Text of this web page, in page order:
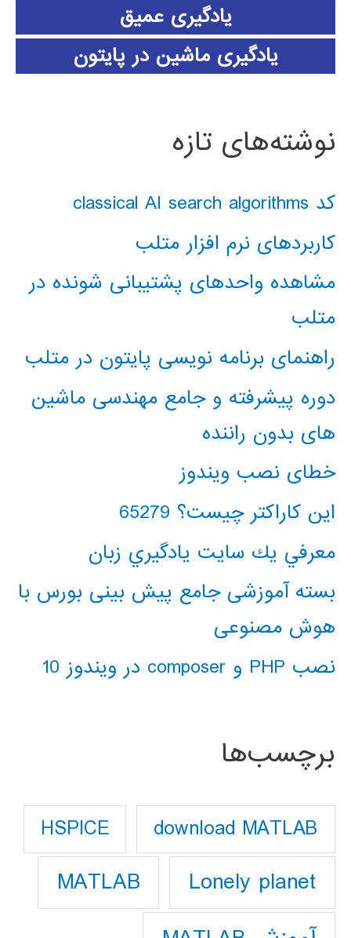
یادگیری عمیق
یادگیری ماشین در پایتون
نوشته‌های تازه
کد classical AI search algorithms
کاربردهای نرم افزار متلب
مشاهده واحدهای پشتیبانی شونده در
متلب
راهنمای برنامه نویسی پایتون در متلب
دوره پیشرفته و جامع مهندسی ماشین
های بدون راننده
خطای نصب ویندوز
این کاراکتر چیست؟ 65279
معرفي يك سايت يادگيري زبان
بسته آموزشی جامع پیش بینی بورس با
هوش مصنوعی
نصب PHP و composer در ویندوز 10
برچسب‌ها
download MATLAB
HSPICE
Lonely planet
MATLAB